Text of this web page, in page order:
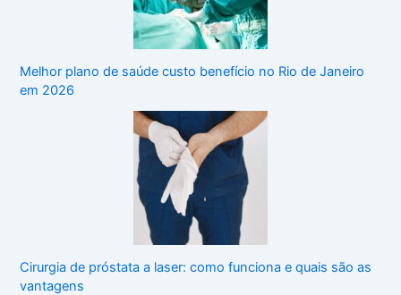
Melhor plano de saúde custo benefício no Rio de Janeiro
em 2026
Cirurgia de próstata a laser: como funciona e quais são as
vantagens